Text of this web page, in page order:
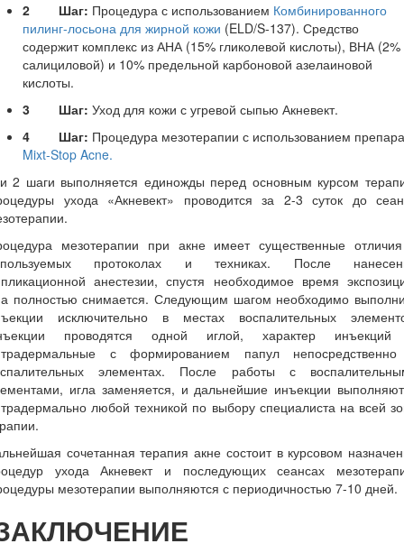
2 Шаг: Процедура с использованием Комбинированного
пилинг-лосьона для жирной кожи (ELD/S-137). Средство
содержит комплекс из АНА (15% гликолевой кислоты), ВНА (2%
салициловой) и 10% предельной карбоновой азелаиновой
кислоты.
3 Шаг: Уход для кожи с угревой сыпью Акневект.
4 Шаг: Процедура мезотерапии с использованием
Mixt-Stop Acne.
2 шаги выполняется единожды перед основным курсом
ухода «Акневект» проводится за 2-3 суток до
мезотерапии при акне имеет существенные
протоколах и техниках. После
анестезии, спустя необходимое время
полностью снимается. Следующим шагом необходимо
исключительно в местах воспалительных
проводятся одной иглой, характер
с формированием папул
элементах. После работы с
игла заменяется, и дальнейшие инъекции
любой техникой по выбору специалиста на всей
сочетанная терапия акне состоит в курсовом
ухода Акневект и последующих сеансах
мезотерапии выполняются с периодичностью 7-10 дней.